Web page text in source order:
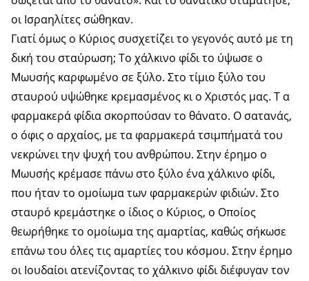
οι Ισραηλίτες σώθηκαν.
Γιατί όμως ο Κύριος συσχετίζει το γεγονός αυτό με τη
δική του σταύρωση; Το χάλκινο φίδι το ύψωσε ο
Μωυσής καρφωμένο σε ξύλο. Στο τίμιο ξύλο του
σταυρού υψώθηκε κρεμασμένος κι ο Χριστός μας. Τ α
φαρμακερά φίδια σκορπούσαν το θάνατο. Ο σατανάς,
ο όφις ο αρχαίος, με τα φαρμακερά τσιμπήματά του
νεκρώνει την ψυχή του ανθρώπου. Στην έρημο ο
Μωυσής κρέμασε πάνω στο ξύλο ένα χάλκινο φίδι,
που ήταν το ομοίωμα των φαρμακερών φιδιών. Στο
σταυρό κρεμάστηκε ο ίδιος ο Κύριος, ο Οποίος
θεωρήθηκε το ομοίωμα της αμαρτίας, καθώς σήκωσε
επάνω του όλες τις αμαρτίες του κόσμου. Στην έρημο
οι Ιουδαίοι ατενίζοντας το χάλκινο φίδι διέφυγαν τον